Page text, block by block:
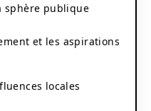
sphère publique
et les aspirations
locales